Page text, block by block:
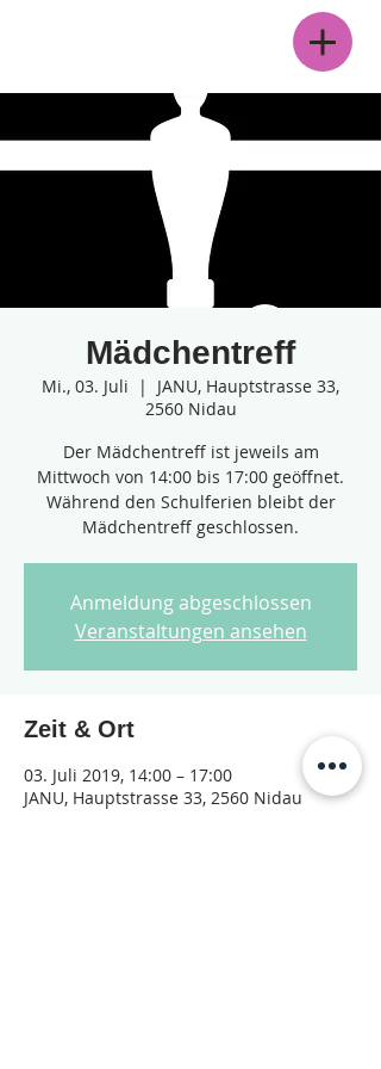
Mädchentreff
Mi., 03. Juli
  |
JANU, Hauptstrasse 33,
2560 Nidau
Der Mädchentreff ist jeweils am
Mittwoch von 14:00 bis 17:00 geöffnet.
Während den Schulferien bleibt der
Mädchentreff geschlossen.
Anmeldung abgeschlossen
Veranstaltungen ansehen
Zeit & Ort
03. Juli 2019, 14:00 – 17:00
JANU, Hauptstrasse 33, 2560 Nidau